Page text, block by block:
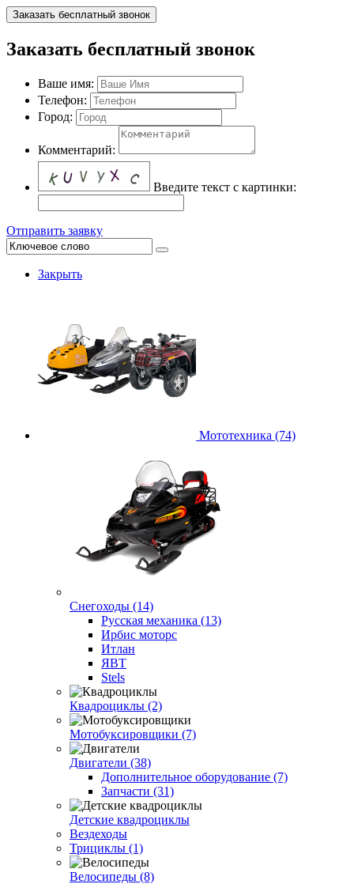
Заказать бесплатный звонок
Заказать бесплатный звонок
Ваше имя:
Телефон:
Город:
Комментарий:
Введите текст с картинки:
Отправить заявку
Закрыть
Мототехника (74)
Снегоходы (14)
Русская механика (13)
Ирбис моторс
Итлан
ЯВТ
Stels
Квадроциклы (2)
Мотобуксировщики (7)
Двигатели (38)
Дополнительное оборудование (7)
Запчасти (31)
Детские квадроциклы
Вездеходы
Трициклы (1)
Велосипеды (8)